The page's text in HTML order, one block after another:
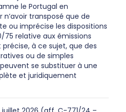
le Portugal en
transposé que de
ou imprécise les dispositions
75 relative aux émissions
précise, à ce sujet, que des
ou de simples
se substituer à une
et juridiquement